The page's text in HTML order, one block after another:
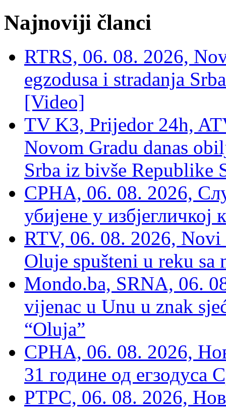
Najnoviji članci
RTRS, 06. 08. 2026,
egzodusa i stradanja
[Video]
TV K3, Prijedor 24h,
Novom Gradu danas
Srba iz bivše Republike
СРНА, 06. 08. 2026,
убијене у избјегличкој
RTV, 06. 08. 2026, Novi
Oluje spušteni u reku sa
Mondo.ba, SRNA, 06.
vijenac u Unu u znak
“Oluja”
СРНА, 06. 08. 2026,
31 године од егзодуса
РТРС, 06. 08. 2026,